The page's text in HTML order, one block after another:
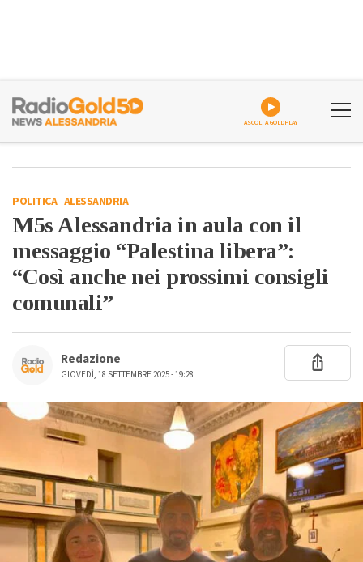
ASCOLTA GOLDPLAY
POLITICA-ALESSANDRIA
M5s Alessandria in aula con il
messaggio “Palestina libera”:
“Così anche nei prossimi consigli
comunali”
Redazione
GIOVEDÌ, 18 SETTEMBRE 2025 - 19:28